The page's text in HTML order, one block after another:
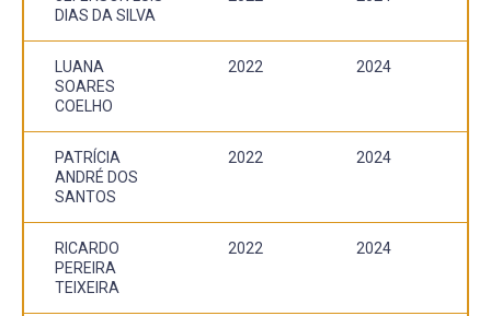
DIAS DA SILVA
LUANA
SOARES
COELHO
2022 2024
PATRÍCIA
ANDRÉ DOS
SANTOS
2022 2024
RICARDO
PEREIRA
TEIXEIRA
2022 2024